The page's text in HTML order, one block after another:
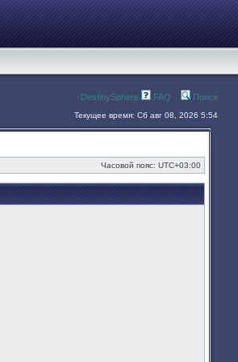
DestinySphere FAQ Поиск
Текущее время: Сб авг 08, 2026 5:54
Часовой пояс: UTC+03:00